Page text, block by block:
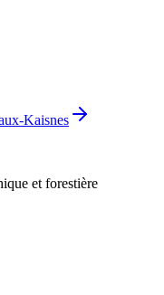
Kaisnes
et forestière